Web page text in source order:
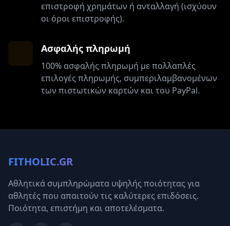
επιστροφή χρημάτων ή ανταλλαγή (ισχύουν
οι όροι επιστροφής).
Ασφαλής πληρωμή
100% ασφαλής πληρωμή με πολλαπλές
επιλογές πληρωμής, συμπεριλαμβανομένων
των πιστωτικών καρτών και του PayPal.
FITHOLIC.GR
Αθλητικά συμπληρώματα υψηλής ποιότητας για
αθλητές που απαιτούν τις καλύτερες επιδόσεις.
Ποιότητα, επιστήμη και αποτελέσματα.